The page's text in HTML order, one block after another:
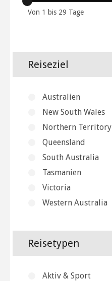
Von 1 bis 29 Tage
Reiseziel
Australien
New South Wales
Northern Territory
Queensland
South Australia
Tasmanien
Victoria
Western Australia
Reisetypen
Aktiv & Sport